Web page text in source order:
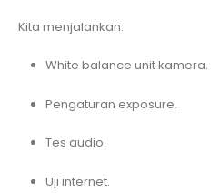
Kita menjalankan:
White balance unit kamera.
Pengaturan exposure.
Tes audio.
Uji internet.